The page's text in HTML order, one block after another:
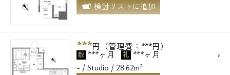
検討リストに追加
***円（管理費：***円）
敷 ***ヶ月 礼 ***ヶ月
- / Studio / 28.62m²